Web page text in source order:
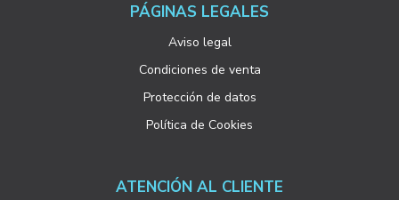
PÁGINAS LEGALES
Aviso legal
Condiciones de venta
Protección de datos
Política de Cookies
ATENCIÓN AL CLIENTE